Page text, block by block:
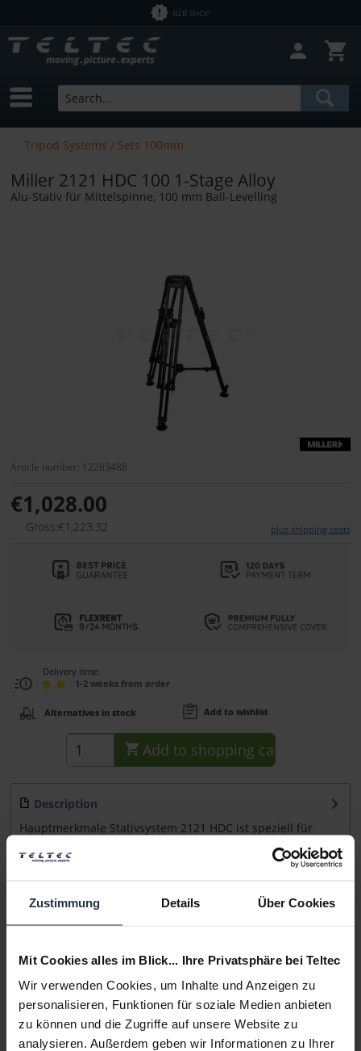
Zustimmung Details Über Cookies
Mit Cookies alles im Blick... Ihre Privatsphäre bei Teltec
Wir verwenden Cookies, um Inhalte und Anzeigen zu
personalisieren, Funktionen für soziale Medien anbieten
zu können und die Zugriffe auf unsere Website zu
analysieren. Außerdem geben wir Informationen zu Ihrer
B2B SHOP
Tripod Systems / Sets 100mm
Miller 2121 HDC 100 1-Stage Alloy
Alu-Stativ für Mittelspinne, 100 mm Ball-Levelling
Article number: 12283488
€1,028.00
Gross:€1,223.32 plus shipping costs
Delivery time:
1-2 weeks from order
Alternatives in stock Add to wishlist
Add to shopping cart
Description
Hauptmerkmale Stativsystem 2121 HDC ist speziell für
Manufacturer & Product Safety Information
Folgende Infos zum Hersteller sind verfübar...... more